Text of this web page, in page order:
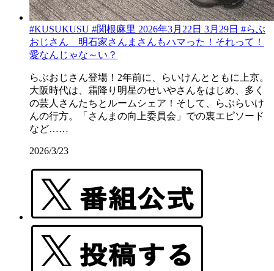
#KUSUKUSU #関根麻里 2026年3月22日 3月29日 #らぶ
おじさん 明石家さんまさんもハマった！それって！
愛なんじゃな～い？
らぶおじさん登場！2年前に、らいけんとともに上京。
大阪時代は、霜降り明星のせいやさんをはじめ、多く
の芸人さんたちとルームシェア！そして、らぶらいけ
んの行方。「さんまの向上委員会」での裏エピソード
など……
2026/3/23